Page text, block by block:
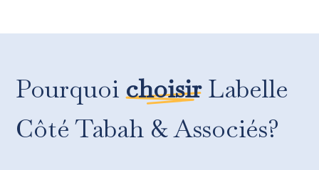
PourquoichoisirLabelle
Côté Tabah & Associés?